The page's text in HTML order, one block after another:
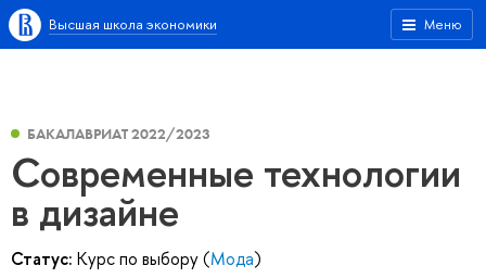
Меню
Высшая школа экономики
БАКАЛАВРИАТ 2022/2023
Современные технологии
в дизайне
Статус: Курс по выбору (Мода)